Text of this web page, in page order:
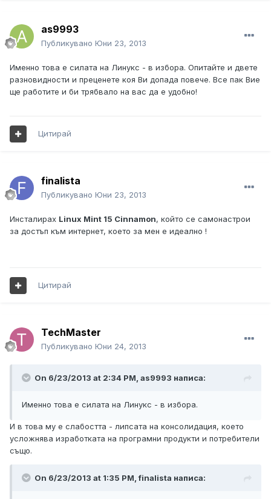
as9993
Публикувано Юни 23, 2013
Именно това е силата на Линукс - в избора. Опитайте и двете
разновидности и преценете коя Ви допада повече. Все пак Вие
ще работите и би трябвало на вас да е удобно!
Цитирай
finalista
Публикувано Юни 23, 2013
Инсталирах Linux Mint 15 Cinnamon, който се самонастрои
за достъп към интернет, което за мен е идеално !
Цитирай
TechMaster
Публикувано Юни 24, 2013
On 6/23/2013 at 2:34 PM, as9993 написа:
Именно това е силата на Линукс - в избора.
И в това му е слабостта - липсата на консолидация, което
усложнява изработката на програмни продукти и потребители
също.
On 6/23/2013 at 1:35 PM, finalista написа: